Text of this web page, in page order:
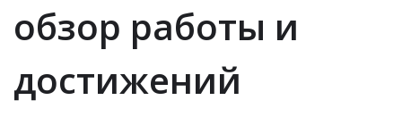
обзор работы и
достижений